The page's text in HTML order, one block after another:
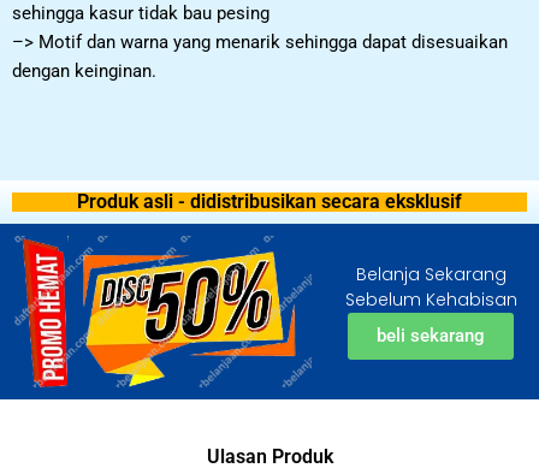
sehingga kasur tidak bau pesing
–> Motif dan warna yang menarik sehingga dapat disesuaikan
dengan keinginan.
Produk asli - didistribusikan secara eksklusif
Belanja Sekarang
Sebelum Kehabisan
beli sekarang
Ulasan Produk